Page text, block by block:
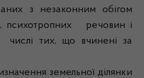
з незаконним обігом
психотропних речовин і
тих, що вчинені за
земельної ділянки